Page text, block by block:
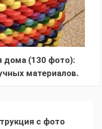
дома (130 фото):
материалов.
с фото